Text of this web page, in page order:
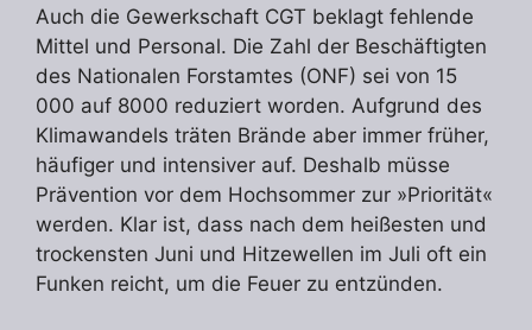
Auch die Gewerkschaft CGT beklagt fehlende
Mittel und Personal. Die Zahl der Beschäftigten
des Nationalen Forstamtes (ONF) sei von 15
000 auf 8000 reduziert worden. Aufgrund des
Klimawandels träten Brände aber immer früher,
häufiger und intensiver auf. Deshalb müsse
Prävention vor dem Hochsommer zur »Priorität«
werden. Klar ist, dass nach dem heißesten und
trockensten Juni und Hitzewellen im Juli oft ein
Funken reicht, um die Feuer zu entzünden.